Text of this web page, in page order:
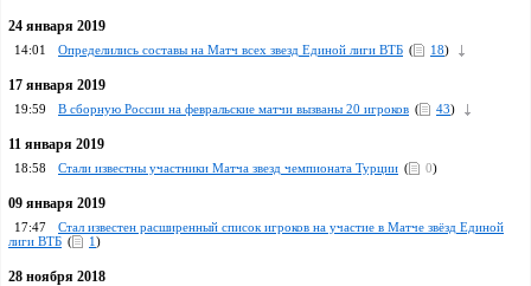
24 января 2019
14:01 Определились составы на Матч всех звезд Единой лиги ВТБ ( 18)
17 января 2019
19:59 В сборную России на февральские матчи вызваны 20 игроков ( 43)
11 января 2019
18:58 Стали известны участники Матча звезд чемпионата Турции ( 0)
09 января 2019
17:47
Стал известен расширенный список игроков на участие в Матче звёзд Единой
лиги ВТБ ( 1)
28 ноября 2018